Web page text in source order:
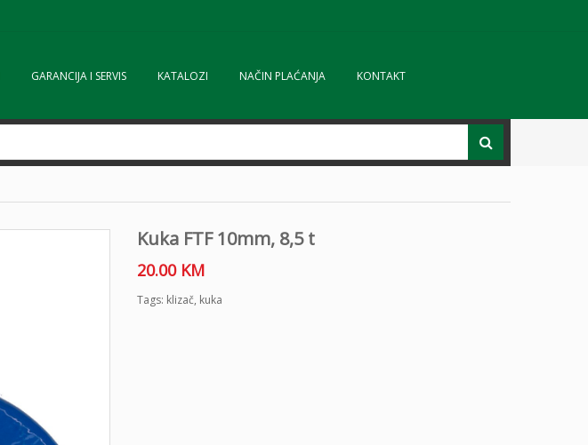
GARANCIJA I SERVIS KATALOZI NAČIN PLAĆANJA KONTAKT
Kuka FTF 10mm, 8,5 t
20.00 KM
Tags: klizač, kuka